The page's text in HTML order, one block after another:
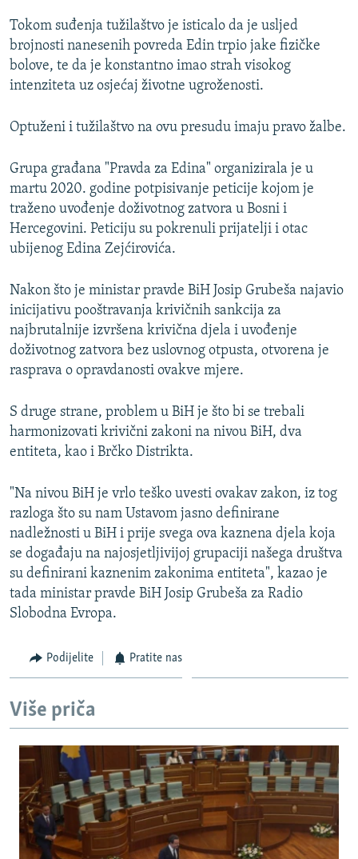
Tokom suđenja tužilaštvo je isticalo da je usljed
brojnosti nanesenih povreda Edin trpio jake fizičke
bolove, te da je konstantno imao strah visokog
intenziteta uz osjećaj životne ugroženosti.
Optuženi i tužilaštvo na ovu presudu imaju pravo žalbe.
Grupa građana "Pravda za Edina" organizirala je u
martu 2020. godine potpisivanje peticije kojom je
traženo uvođenje doživotnog zatvora u Bosni i
Hercegovini. Peticiju su pokrenuli prijatelji i otac
ubijenog Edina Zejćirovića.
Nakon što je ministar pravde BiH Josip Grubeša najavio
inicijativu pooštravanja krivičnih sankcija za
najbrutalnije izvršena krivična djela i uvođenje
doživotnog zatvora bez uslovnog otpusta, otvorena je
rasprava o opravdanosti ovakve mjere.
S druge strane, problem u BiH je što bi se trebali
harmonizovati krivični zakoni na nivou BiH, dva
entiteta, kao i Brčko Distrikta.
"Na nivou BiH je vrlo teško uvesti ovakav zakon, iz tog
razloga što su nam Ustavom jasno definirane
nadležnosti u BiH i prije svega ova kaznena djela koja
se događaju na najosjetljivijoj grupaciji našega društva
su definirani kaznenim zakonima entiteta", kazao je
tada ministar pravde BiH Josip Grubeša za Radio
Slobodna Evropa.
Podijelite Pratite nas
Više priča